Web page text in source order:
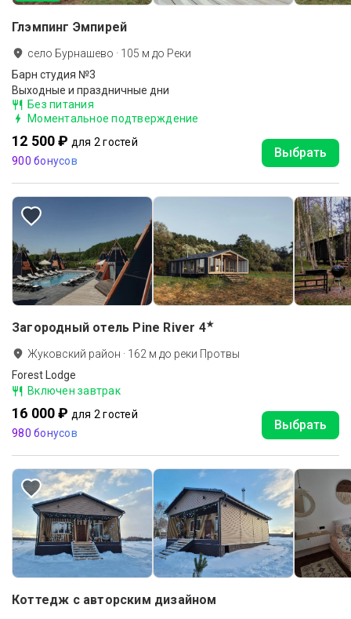
Глэмпинг Эмпирей
село Бурнашево · 105 м до Реки
Барн студия №3
Выходные и праздничные дни
Без питания
Моментальное подтверждение
12 500 ₽ для 2 гостей
900 бонусов
Выбрать
Загородный отель Pine River 4★
Жуковский район · 162 м до реки Протвы
Forest Lodge
Включен завтрак
16 000 ₽ для 2 гостей
980 бонусов
Выбрать
Коттедж с авторским дизайном